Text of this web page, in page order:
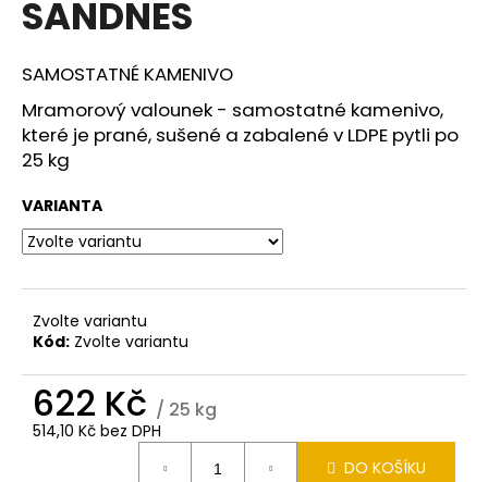
SANDNES
SAMOSTATNÉ KAMENIVO
Mramorový valounek - samostatné kamenivo,
které je prané, sušené a zabalené v LDPE pytli po
25 kg
VARIANTA
Zvolte variantu
Kód: Zvolte variantu
622 Kč / 25 kg
514,10 Kč bez DPH
DO KOŠÍKU
a
í
t
?
HLEDAT
D
o
p
o